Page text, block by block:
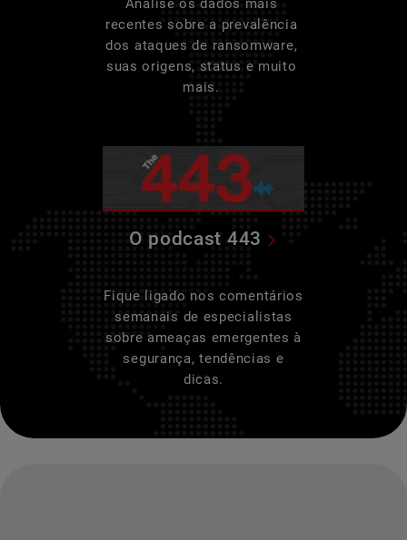
Analise os dados mais
recentes sobre a prevalência
dos ataques de ransomware,
suas origens, status e muito
mais.
O podcast 443
Fique ligado nos comentários
semanais de especialistas
sobre ameaças emergentes à
segurança, tendências e
dicas.